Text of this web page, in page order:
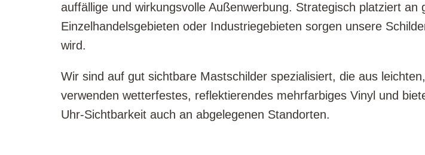
auffällige und wirkungsvolle Außenwerbung. Strategisch platziert
Einzelhandelsgebieten oder Industriegebieten sorgen unsere
wird.
Wir sind auf gut sichtbare Mastschilder spezialisiert, die aus
verwenden wetterfestes, reflektierendes mehrfarbiges Vinyl und
Uhr-Sichtbarkeit auch an abgelegenen Standorten.